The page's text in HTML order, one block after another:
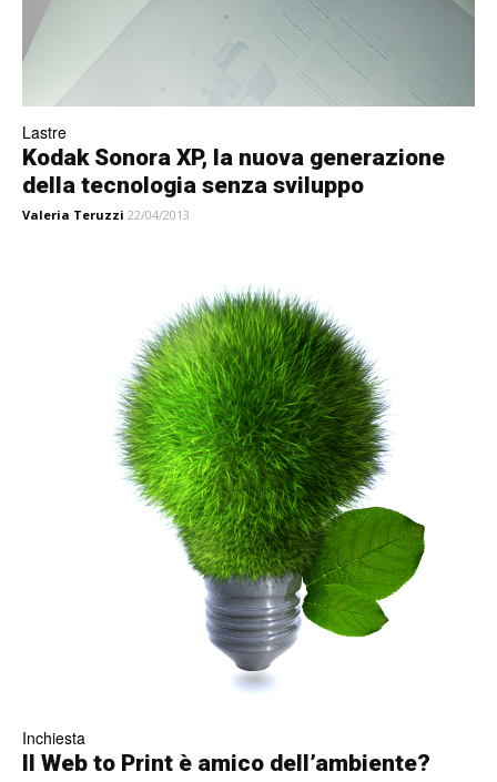
Lastre
Kodak Sonora XP, la nuova generazione
della tecnologia senza sviluppo
Valeria Teruzzi 22/04/2013
Inchiesta
Il Web to Print è amico dell’ambiente?